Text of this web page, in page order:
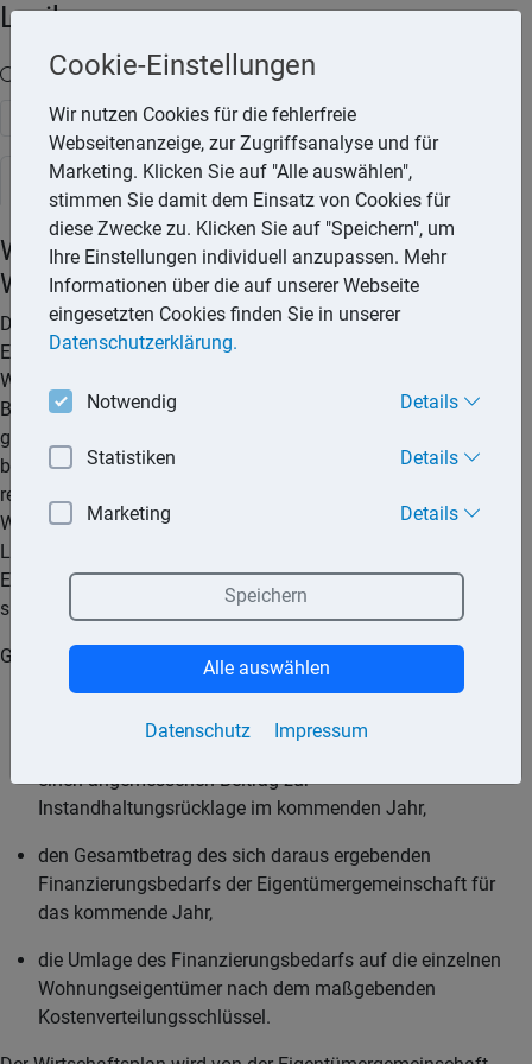
Lexika
Volltext-Suche in den Lexika
Suchen
Rechtslexikon
Wirtschaftsplan beim
Wohnungseigentum
Der Wirtschaftsplan ist sozusagen der Haushaltsplan für die
Eigentümergemeinschaft. Er beinhaltet die für das
Wirtschaftsjahr zu erwartenden Kosten aus der
Bewirtschaftung des Gemeinschaftseigentums abzüglich
gegebenenfalls erzielbarer Einnahmen. Der Wirtschaftsplan
basiert auf den Kosten des Vorjahrs (bei Neubauten auf
realistischen Erfahrungswerten von vergleichbaren
Wohnanlagen) sowie einer Schätzung, wie sich die Kosten im
Lauf des Jahres entwickeln werden. Er ist der
Eigentümergemeinschaft vom Verwalter regelmäßig
spätestens zum Beginn des Wirtschaftsjahres vorzulegen.
Grundsätzlich enthält der Wirtschaftsplan
Eigentümergemeinschaft für das kommende Jahr,
einen angemessenen Beitrag zur
Instandhaltungsrücklage im kommenden Jahr,
den Gesamtbetrag des sich daraus ergebenden
Finanzierungsbedarfs der Eigentümergemeinschaft für
das kommende Jahr,
die Umlage des Finanzierungsbedarfs auf die einzelnen
Wohnungseigentümer nach dem maßgebenden
Kostenverteilungsschlüssel.
Cookie-Einstellungen
Wir nutzen Cookies für die fehlerfreie
Webseitenanzeige, zur Zugriffsanalyse und für
Marketing. Klicken Sie auf "Alle auswählen",
stimmen Sie damit dem Einsatz von Cookies für
diese Zwecke zu. Klicken Sie auf "Speichern", um
Ihre Einstellungen individuell anzupassen. Mehr
Informationen über die auf unserer Webseite
eingesetzten Cookies finden Sie in unserer
Datenschutzerklärung.
Notwendig Details
Statistiken Details
Marketing Details
Datenschutz Impressum
Speichern
Alle auswählen